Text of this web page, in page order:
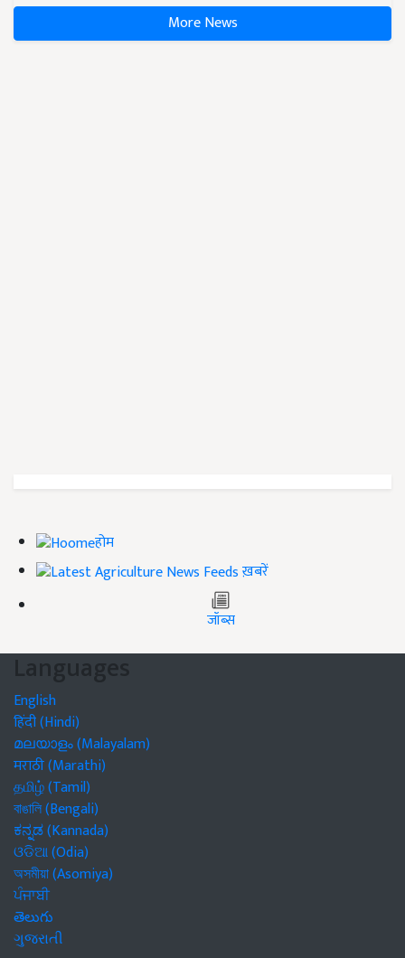
More News
होम
ख़बरें
जॉब्स
Languages
English
हिंदी (Hindi)
മലയാളം (Malayalam)
मराठी (Marathi)
தமிழ் (Tamil)
বাঙালি (Bengali)
ಕನ್ನಡ (Kannada)
ଓଡିଆ (Odia)
অসমীয়া (Asomiya)
ਪੰਜਾਬੀ
తెలుగు
ગુજરાતી